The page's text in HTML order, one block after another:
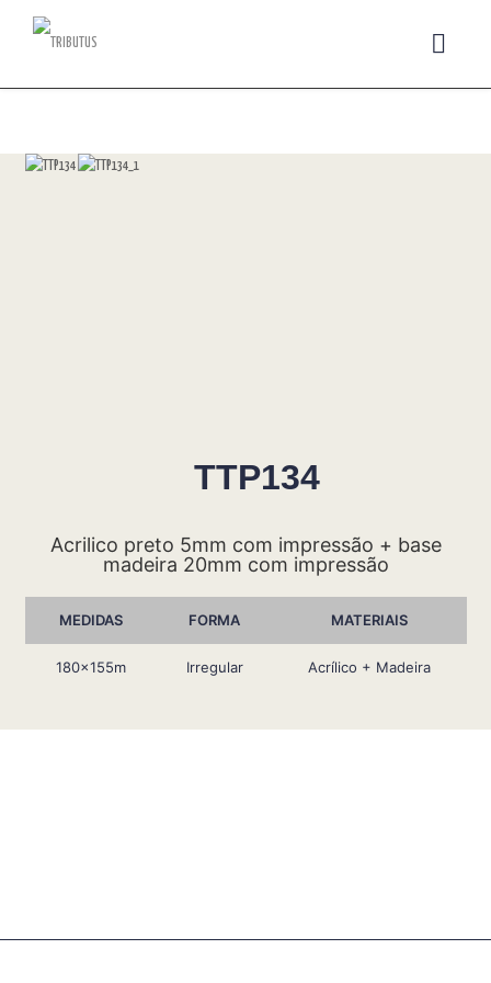
TTP134
Acrilico preto 5mm com impressão + base
madeira 20mm com impressão
MEDIDAS FORMA MATERIAIS
180x155m Irregular Acrílico + Madeira